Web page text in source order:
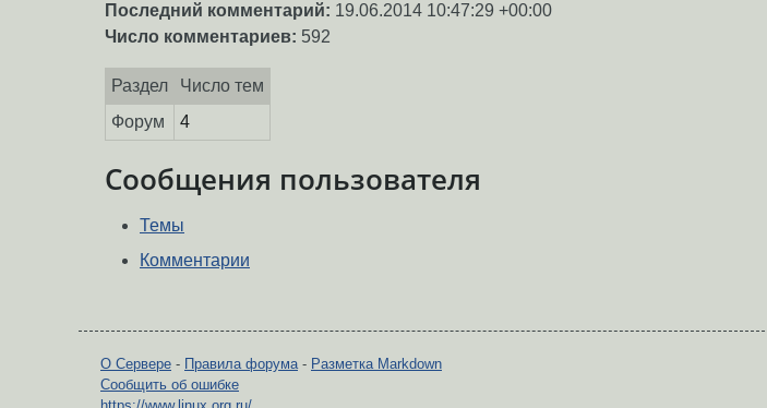
Последний комментарий: 19.06.2014 10:47:29 +00:00
Число комментариев: 592
Раздел
Число тем
Форум
4
Сообщения пользователя
Темы
Комментарии
О Сервере - Правила форума- Разметка Markdown
Сообщить об ошибке